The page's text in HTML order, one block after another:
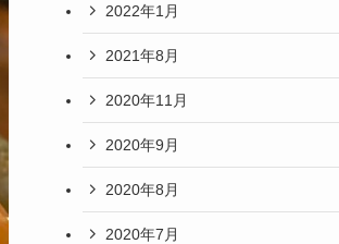
2022年1月
2021年8月
2020年11月
2020年9月
2020年8月
2020年7月